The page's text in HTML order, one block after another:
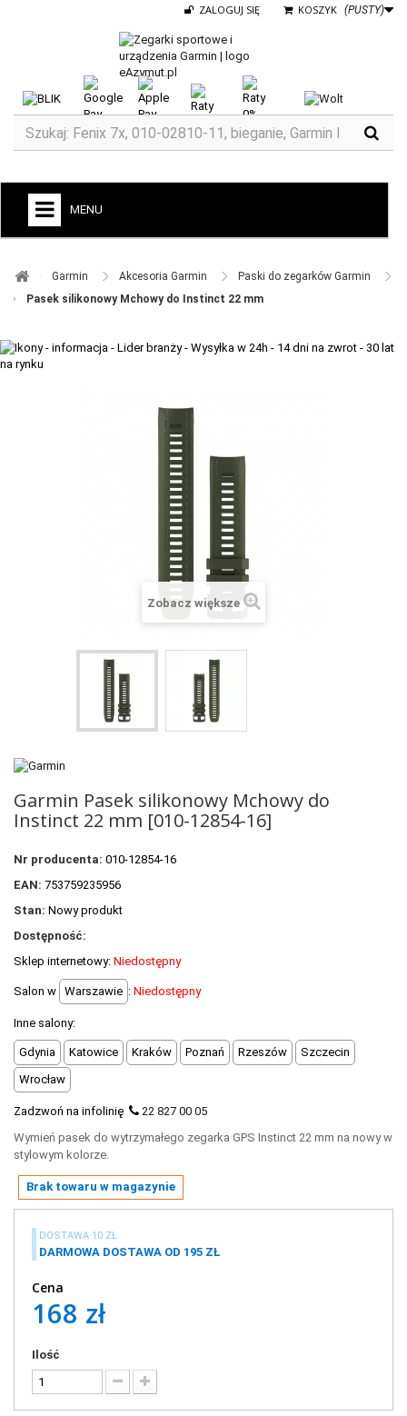
KOSZYK (PUSTY)
ZALOGUJ SIĘ
MENU
ZEGARKI DO BIEGANIA
TACX
OBAKU DENMARK ZEGARKI
OUTLET
WYPRZEDAŻ
Garmin ​ Akcesoria Garmin ​
Paski do zegarków Garmin ​
Pasek silikonowy Mchowy do Instinct 22 mm
Zobacz większe
Garmin Pasek silikonowy Mchowy do
Instinct 22 mm [010-12854-16]
Nr producenta: 010-12854-16
EAN: 753759235956
Stan: Nowy produkt
Dostępność:
Sklep internetowy: Niedostępny
Salon w Warszawie : Niedostępny
Inne salony:
Gdynia Katowice Kraków Poznań Rzeszów
Szczecin
Wrocław
Zadzwoń na infolinię
22 827 00 05
Wymień pasek do wytrzymałego zegarka GPS Instinct 22 mm na nowy w
stylowym kolorze.
Brak towaru w magazynie
DOSTAWA 10 ZŁ
DARMOWA DOSTAWA OD 195 ZŁ
Cena
168 zł
Ilość